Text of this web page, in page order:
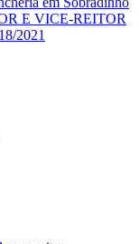
E VICE-REITOR
2021